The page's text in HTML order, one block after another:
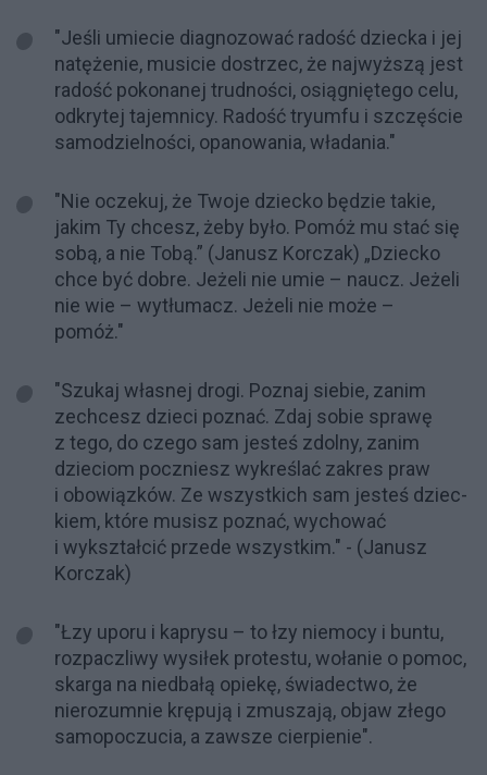
"Jeśli umiecie diagnozować radość dziecka i jej
natężenie, musicie dostrzec, że najwyższą jest
radość pokonanej trudności, osiągniętego celu,
odkrytej tajemnicy. Radość tryumfu i szczęście
samodzielności, opanowania, władania."
"Nie oczekuj, że Twoje dziecko będzie takie,
jakim Ty chcesz, żeby było. Pomóż mu stać się
sobą, a nie Tobą.” (Janusz Korczak) „Dziecko
chce być dobre. Jeżeli nie umie – naucz. Jeżeli
nie wie – wytłumacz. Jeżeli nie może –
pomóż."
"Szu­kaj włas­nej dro­gi. Poz­naj siebie, za­nim
zechcesz dzieci poz­nać. Zdaj so­bie sprawę
z te­go, do cze­go sam jes­teś zdol­ny, za­nim
dzieciom poczniesz wyk­reślać zak­res praw
i obo­wiązków. Ze wszys­tkich sam jes­teś dziec­
kiem, które mu­sisz poz­nać, wycho­wać
i wykształcić prze­de wszystkim." - (Janusz
Korczak)
"Łzy uporu i kaprysu – to łzy niemocy i buntu,
rozpaczliwy wysiłek protestu, wołanie o pomoc,
skarga na niedbałą opiekę, świadectwo, że
nierozumnie krępują i zmuszają, objaw złego
samopoczucia, a zawsze cierpienie".